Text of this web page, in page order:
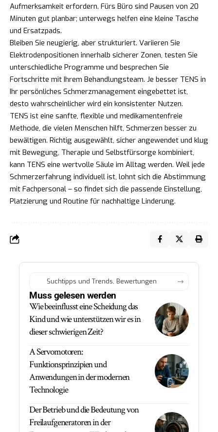
Aufmerksamkeit erfordern. Fürs Büro sind Pausen von 20
Minuten gut planbar; unterwegs helfen eine kleine Tasche
und Ersatzpads.
Bleiben Sie neugierig, aber strukturiert. Variieren Sie
Elektrodenpositionen innerhalb sicherer Zonen, testen Sie
unterschiedliche Programme und besprechen Sie
Fortschritte mit Ihrem Behandlungsteam. Je besser TENS in
Ihr persönliches Schmerzmanagement eingebettet ist,
desto wahrscheinlicher wird ein konsistenter Nutzen.
TENS ist eine sanfte, flexible und medikamentenfreie
Methode, die vielen Menschen hilft, Schmerzen besser zu
bewältigen. Richtig ausgewählt, sicher angewendet und klug
mit Bewegung, Therapie und Selbstfürsorge kombiniert,
kann TENS eine wertvolle Säule im Alltag werden. Weil jede
Schmerzerfahrung individuell ist, lohnt sich die Abstimmung
mit Fachpersonal – so findet sich die passende Einstellung,
Platzierung und Routine für nachhaltige Linderung.
Muss gelesen werden
Wie beeinflusst eine Scheidung das
Kind und wie unterstützen wir es in
dieser schwierigen Zeit?
A Servomotoren:
Funktionsprinzipien und
Anwendungen in der modernen
Technologie
Der Betrieb und die Bedeutung von
Freilaufgeneratoren in der